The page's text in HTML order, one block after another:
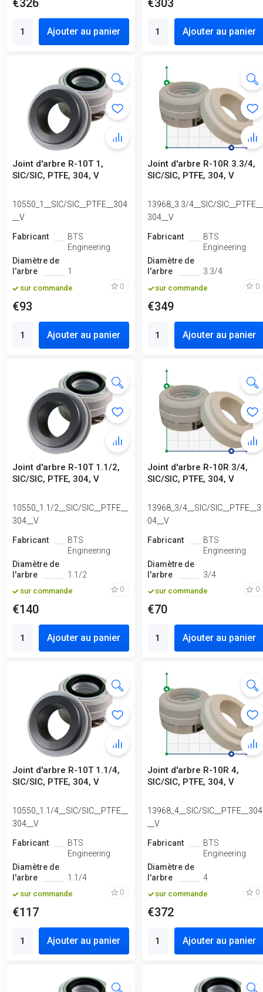
€326
Ajouter au panier
€303
Ajouter au panier
Joint d'arbre R-10T 1,
SIC/SIC, PTFE, 304, V
10550_1__SIC/SIC__PTFE__304
__V
Fabricant
BTS
Engineering
Diamètre de
l'arbre
1
sur commande 0
€93
Ajouter au panier
Joint d'arbre R-10R 3.3/4,
SIC/SIC, PTFE, 304, V
13968_3.3/4__SIC/SIC__PTFE__
304__V
Fabricant
BTS
Engineering
Diamètre de
l'arbre
3.3/4
sur commande 0
€349
Ajouter au panier
Joint d'arbre R-10T 1.1/2,
SIC/SIC, PTFE, 304, V
10550_1.1/2__SIC/SIC__PTFE__
304__V
Fabricant
BTS
Engineering
Diamètre de
l'arbre
1.1/2
sur commande 0
€140
Ajouter au panier
Joint d'arbre R-10R 3/4,
SIC/SIC, PTFE, 304, V
13968_3/4__SIC/SIC__PTFE__3
04__V
Fabricant
BTS
Engineering
Diamètre de
l'arbre
3/4
sur commande 0
€70
Ajouter au panier
Joint d'arbre R-10T 1.1/4,
SIC/SIC, PTFE, 304, V
10550_1.1/4__SIC/SIC__PTFE__
304__V
Fabricant
BTS
Engineering
Diamètre de
l'arbre
1.1/4
sur commande 0
€117
Ajouter au panier
Joint d'arbre R-10R 4,
SIC/SIC, PTFE, 304, V
13968_4__SIC/SIC__PTFE__304
__V
Fabricant
BTS
Engineering
Diamètre de
l'arbre
4
sur commande 0
€372
Ajouter au panier